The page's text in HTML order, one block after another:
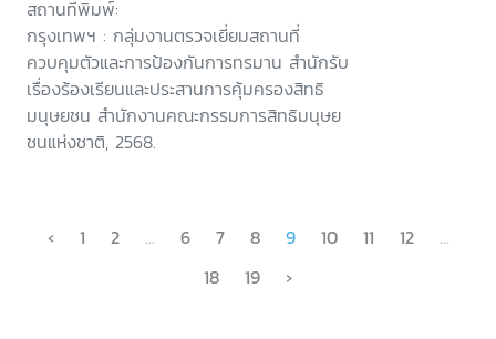
สถานที่พิมพ์:
กรุงเทพฯ : กลุ่มงานตรวจเยี่ยมสถานที่
ควบคุมตัวและการป้องกันการทรมาน สำนักรับ
เรื่องร้องเรียนและประสานการคุ้มครองสิทธิ
มนุษยชน สำนักงานคณะกรรมการสิทธิมนุษย
ชนแห่งชาติ, 2568.
‹ 1 2 ... 6 7 8 9 10 11 12
...
18
19 ›